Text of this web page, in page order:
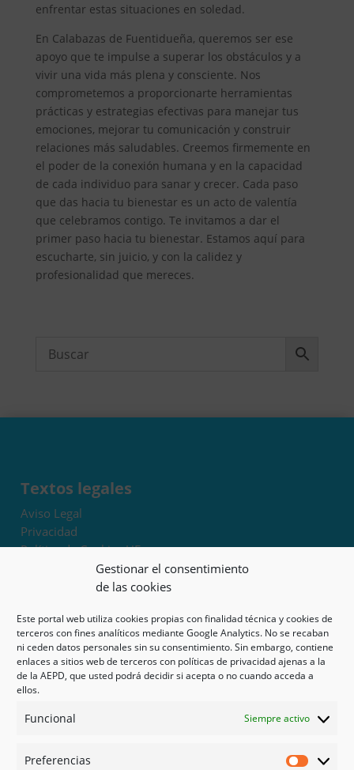
Gestionar el consentimiento
de las cookies
Este portal web utiliza cookies propias con finalidad técnica y cookies de
terceros con fines analíticos mediante Google Analytics. No se recaban
ni ceden datos personales sin su consentimiento. Sin embargo, contiene
enlaces a sitios web de terceros con políticas de privacidad ajenas a la
de la AEPD, que usted podrá decidir si acepta o no cuando acceda a
ellos.
Funcional Siempre activo
Preferencias
enfrentar estas situaciones en soledad.
En Calabazas de Fuentidueña, queremos ser ese
apoyo que te impulse a superar los obstáculos y a
vivir una vida más plena y consciente. Nos
comprometemos a proporcionarte herramientas
prácticas y estrategias efectivas para manejar tus
emociones, mejorar tu comunicación y construir
relaciones más saludables. Creemos firmemente en
el poder de la conexión humana y en la capacidad
de cada individuo para sanar y crecer. Cada paso
que das hacia tu bienestar es un acto de valentía
que celebramos contigo. Te invitamos a dar el
primer paso hacia tu bienestar. Estamos aquí para
escucharte, sin juicio, y con la calidez y
profesionalidad que mereces.
Textos legales
Aviso Legal
Privacidad
Política de Cookies UE
Términos y condiciones
Exoneración de responsabilidad
Mapa del sitio
Mi cuenta
Tienda
Psicología en Murcia
Guías
Redes sociales